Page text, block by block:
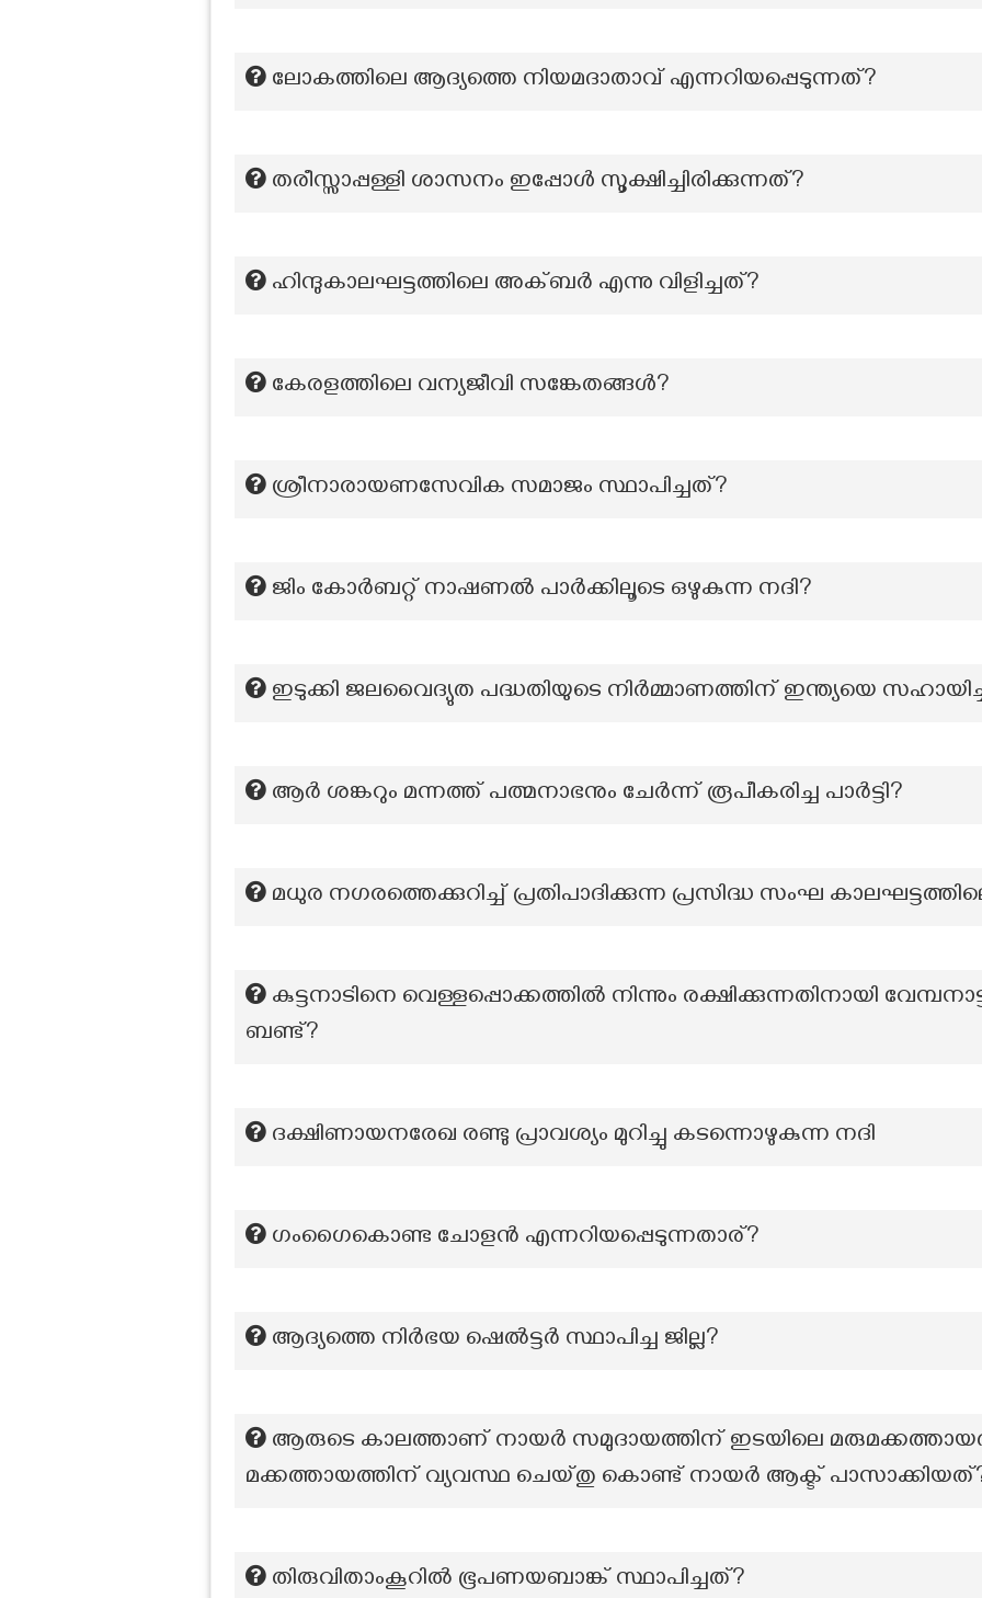
ലോകത്തിലെ ആദ്യത്തെ നിയമദാതാവ് എന്നറിയപ്പെടുന്നത്?
തരീസ്സാപ്പള്ളി ശാസനം ഇപ്പോൾ സൂക്ഷിച്ചിരിക്കുന്നത്?
ഹിന്ദുകാലഘട്ടത്തിലെ അക്ബർ എന്നു വിളിച്ചത്?
കേരളത്തിലെ വന്യജീവി സങ്കേതങ്ങൾ?
ശ്രീനാരായണസേവിക സമാജം സ്ഥാപിച്ചത്?
ജിം കോർബറ്റ് നാഷണൽ പാർക്കിലൂടെ ഒഴുകുന്ന നദി?
ഇടുക്കി ജലവൈദ്യുത പദ്ധതിയുടെ നിർമ്മാണത്തിന് ഇന്ത്യയെ
ആർ ശങ്കറും മന്നത്ത് പത്മനാഭനും ചേർന്ന് രൂപീകരിച്ച പാർട്ടി?
മധുര നഗരത്തെക്കുറിച്ച് പ്രതിപാദിക്കുന്ന പ്രസിദ്ധ സംഘ
കുട്ടനാടിനെ വെള്ളപ്പൊക്കത്തിൽ നിന്നും രക്ഷിക്കുന്നതിനായി
ബണ്ട്?
ദക്ഷിണായനരേഖ രണ്ടു പ്രാവശ്യം മുറിച്ചു കടന്നൊഴുകുന്ന നദി
ഗംഗൈകൊണ്ട ചോളന്‍ എന്നറിയപ്പെടുന്നതാര്?
ആദ്യത്തെ നിർഭയ ഷെൽട്ടർ സ്ഥാപിച്ച ജില്ല?
ആരുടെ കാലത്താണ് നായർ സമുദായത്തിന് ഇടയിലെ
മക്കത്തായത്തിന് വ്യവസ്ഥ ചെയ്തു കൊണ്ട് നായർ ആക്ട്
തിരുവിതാംകൂറിൽ ഭൂപണയബാങ്ക് സ്ഥാപിച്ചത്?